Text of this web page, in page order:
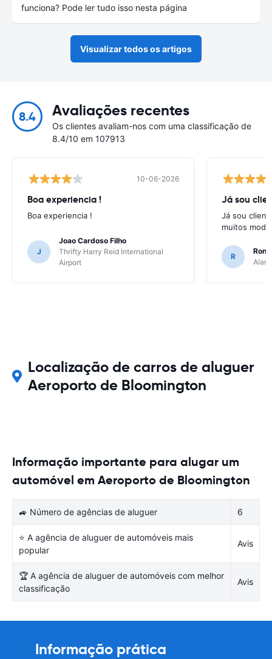
funciona? Pode ler tudo isso nesta página
Visualizar todos os artigos
8.4 Avaliações recentes
Os clientes avaliam-nos com uma classificação de
8.4/10 em 107913
10-06-2026
Boa experiencia !
Boa experiencia !
J
Joao Cardoso Filho
Thrifty Harry Reid International
Airport
Já sou
Já sou
muitos
R
Localização de carros de aluguer
Aeroporto de Bloomington
Informação importante para alugar um
automóvel em Aeroporto de Bloomington
🚙 Número de agências de aluguer 6
⭐ A agência de aluguer de automóveis mais
popular
Avis
🏆 A agência de aluguer de automóveis com melhor
classificação
Avis
Informação prática